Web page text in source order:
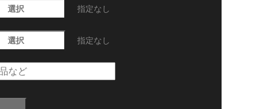
選択 指定なし
選択 指定なし